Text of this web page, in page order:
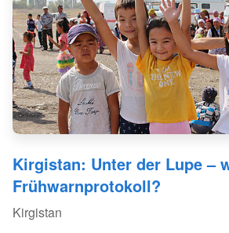
Kirgistan: Unter der Lupe –
Frühwarnprotokoll?
Kirgistan